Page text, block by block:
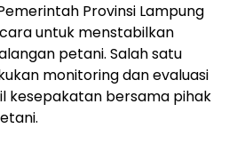
Provinsi Lampung
untuk menstabilkan
petani. Salah satu
monitoring dan evaluasi
kesepakatan bersama pihak